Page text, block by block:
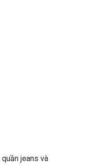
jeans và